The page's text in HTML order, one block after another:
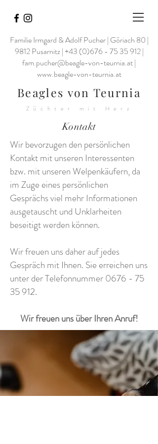
Familie Irmgard & Adolf Pucher | Göriach 80 |
9812 Pusarnitz |+43 (0)676 - 75 35 912|
fam.pucher@beagle-von-teurnia.at|
www.beagle-von-teurnia.at
Beagles von Teurnia
Züchter mit Herz
Kontakt
Wir bevorzugen den persönlichen
Kontakt mit unseren Interessenten
bzw. mit unseren Welpenkäufern, da
im Zuge eines persönlichen
Gesprächs viel mehr Informationen
ausgetauscht und Unklarheiten
beseitigt werden können.
Wir freuen uns daher auf jedes
Gespräch mit Ihnen. Sie erreichen uns
unter der Telefonnummer0676 - 75
35 912.
Wir freuen uns über Ihren Anruf!